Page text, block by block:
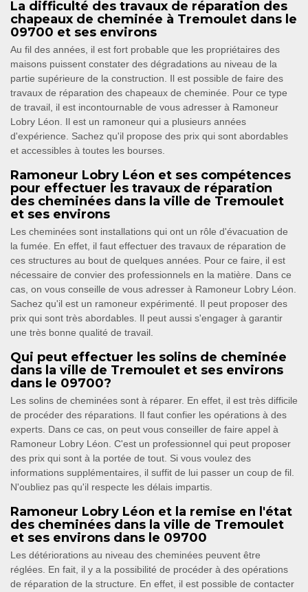
La difficulté des travaux de réparation des
chapeaux de cheminée à Tremoulet dans le
09700 et ses environs
Au fil des années, il est fort probable que les propriétaires des
maisons puissent constater des dégradations au niveau de la
partie supérieure de la construction. Il est possible de faire des
travaux de réparation des chapeaux de cheminée. Pour ce type
de travail, il est incontournable de vous adresser à Ramoneur
Lobry Léon. Il est un ramoneur qui a plusieurs années
d'expérience. Sachez qu'il propose des prix qui sont abordables
et accessibles à toutes les bourses.
Ramoneur Lobry Léon et ses compétences
pour effectuer les travaux de réparation
des cheminées dans la ville de Tremoulet
et ses environs
Les cheminées sont installations qui ont un rôle d'évacuation de
la fumée. En effet, il faut effectuer des travaux de réparation de
ces structures au bout de quelques années. Pour ce faire, il est
nécessaire de convier des professionnels en la matière. Dans ce
cas, on vous conseille de vous adresser à Ramoneur Lobry Léon.
Sachez qu'il est un ramoneur expérimenté. Il peut proposer des
prix qui sont très abordables. Il peut aussi s'engager à garantir
une très bonne qualité de travail.
Qui peut effectuer les solins de cheminée
dans la ville de Tremoulet et ses environs
dans le 09700?
Les solins de cheminées sont à réparer. En effet, il est très difficile
de procéder des réparations. Il faut confier les opérations à des
experts. Dans ce cas, on peut vous conseiller de faire appel à
Ramoneur Lobry Léon. C'est un professionnel qui peut proposer
des prix qui sont à la portée de tout. Si vous voulez des
informations supplémentaires, il suffit de lui passer un coup de fil.
N'oubliez pas qu'il respecte les délais impartis.
Ramoneur Lobry Léon et la remise en l'état
des cheminées dans la ville de Tremoulet
et ses environs dans le 09700
Les détériorations au niveau des cheminées peuvent être
réglées. En fait, il y a la possibilité de procéder à des opérations
de réparation de la structure. En effet, il est possible de contacter